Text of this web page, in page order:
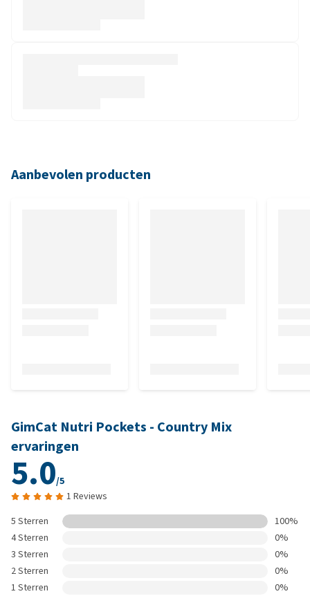
Aanbevolen producten
GimCat Nutri Pockets - Country Mix
ervaringen
5.0/5
1 Reviews
5 Sterren
100%
4 Sterren
0%
3 Sterren
0%
2 Sterren
0%
1 Sterren
0%